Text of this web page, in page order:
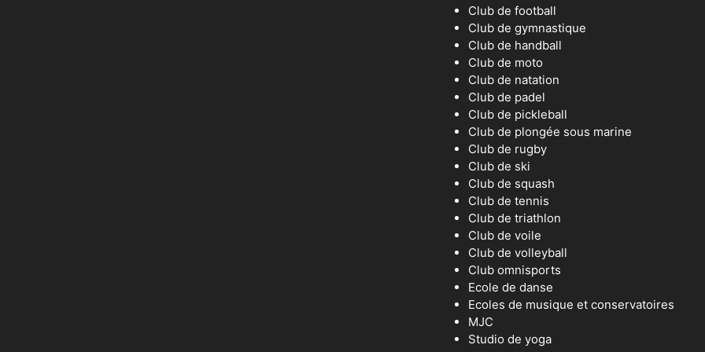
Club de football
Club de gymnastique
Club de handball
Club de moto
Club de natation
Club de padel
Club de pickleball
Club de plongée sous marine
Club de rugby
Club de ski
Club de squash
Club de tennis
Club de triathlon
Club de voile
Club de volleyball
Club omnisports
Ecole de danse
Ecoles de musique et conservatoires
MJC
Studio de yoga